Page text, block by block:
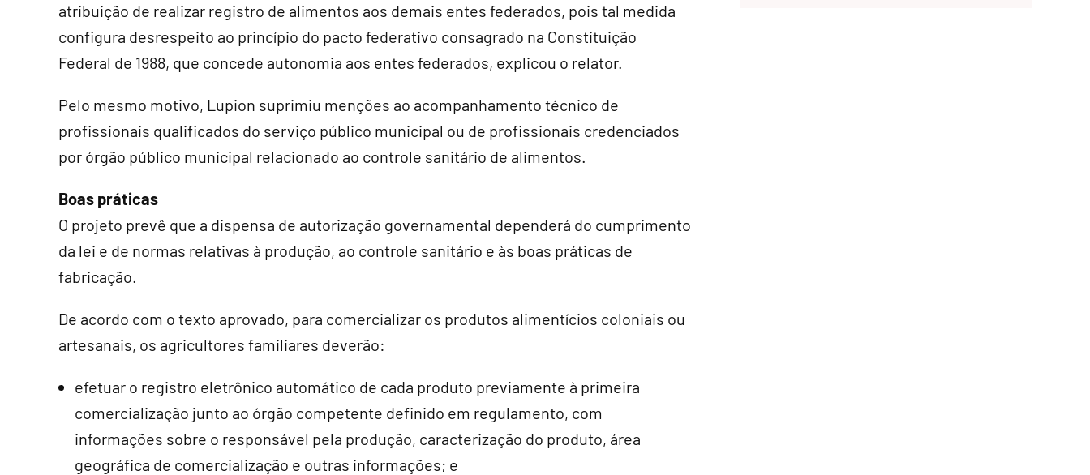
atribuição de realizar registro de alimentos aos demais entes federados, pois tal medida
configura desrespeito ao princípio do pacto federativo consagrado na Constituição
Federal de 1988, que concede autonomia aos entes federados, explicou o relator.
Pelo mesmo motivo, Lupion suprimiu menções ao acompanhamento técnico de
profissionais qualificados do serviço público municipal ou de profissionais credenciados
por órgão público municipal relacionado ao controle sanitário de alimentos.
Boas práticas
O projeto prevê que a dispensa de autorização governamental dependerá do cumprimento
da lei e de normas relativas à produção, ao controle sanitário e às boas práticas de
fabricação.
De acordo com o texto aprovado, para comercializar os produtos alimentícios coloniais ou
artesanais, os agricultores familiares deverão:
efetuar o registro eletrônico automático de cada produto previamente à primeira
comercialização junto ao órgão competente definido em regulamento, com
informações sobre o responsável pela produção, caracterização do produto, área
geográfica de comercialização e outras informações; e